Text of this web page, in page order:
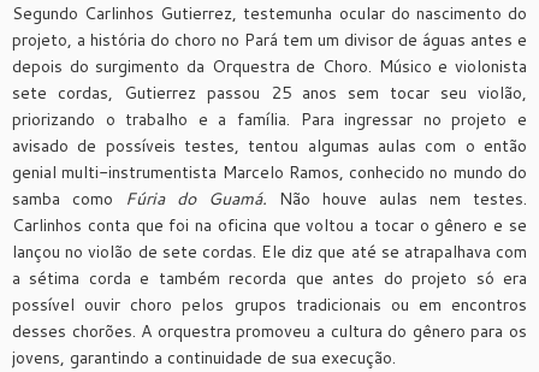
Segundo Carlinhos Gutierrez, testemunha ocular do nascimento do
projeto, a história do choro no Pará tem um divisor de águas antes e
depois do surgimento da Orquestra de Choro. Músico e violonista
sete cordas, Gutierrez passou 25 anos sem tocar seu violão,
priorizando o trabalho e a família. Para ingressar no projeto e
avisado de possíveis testes, tentou algumas aulas com o então
genial multi-instrumentista Marcelo Ramos, conhecido no mundo do
samba como Fúria do Guamá. Não houve aulas nem testes.
Carlinhos conta que foi na oficina que voltou a tocar o gênero e se
lançou no violão de sete cordas. Ele diz que até se atrapalhava com
a sétima corda e também recorda que antes do projeto só era
possível ouvir choro pelos grupos tradicionais ou em encontros
desses chorões. A orquestra promoveu a cultura do gênero para os
jovens, garantindo a continuidade de sua execução.